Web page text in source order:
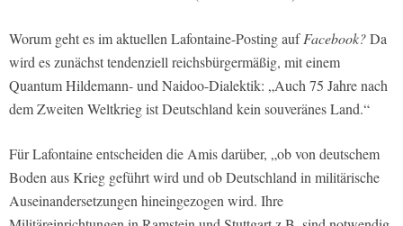
Worum geht es im aktuellen Lafontaine-Posting aufFacebook?Da
wird es zunächst tendenziell reichsbürgermäßig, mit einem
Quantum Hildemann- und Naidoo-Dialektik: „Auch 75 Jahre nach
dem Zweiten Weltkrieg ist Deutschland kein souveränes Land.“
Für Lafontaine entscheiden die Amis darüber, „ob von deutschem
Boden aus Krieg geführt wird und ob Deutschland in militärische
Auseinandersetzungen hineingezogen wird. Ihre